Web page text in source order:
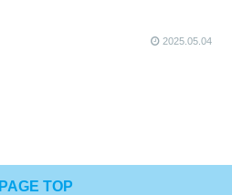
2025.05.04
PAGE TOP